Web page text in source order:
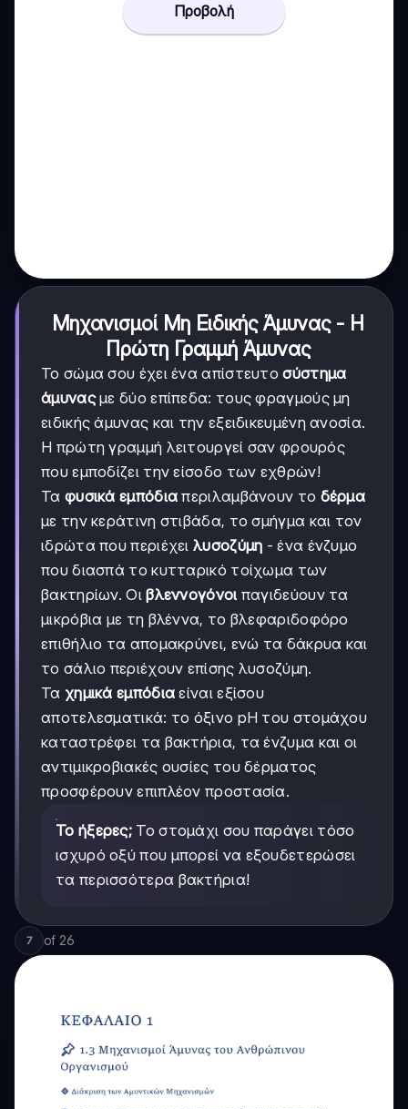
Προβολή
Μηχανισμοί Μη Ειδικής Άμυνας - Η
Πρώτη Γραμμή Άμυνας
Το σώμα σου έχει ένα απίστευτοσύστημα
άμυναςμε δύο επίπεδα: τους φραγμούς μη
ειδικής άμυνας και την εξειδικευμένη ανοσία.
Η πρώτη γραμμή λειτουργεί σαν φρουρός
που εμποδίζει την είσοδο των εχθρών!
Τα φυσικά εμπόδια περιλαμβάνουν το δέρμα
με την κεράτινη στιβάδα, το σμήγμα και τον
ιδρώτα που περιέχειλυσοζύμη - ένα ένζυμο
που διασπά το κυτταρικό τοίχωμα των
βακτηρίων. Οιβλεννογόνοι παγιδεύουν τα
μικρόβια με τη βλέννα, το βλεφαριδοφόρο
επιθήλιο τα απομακρύνει, ενώ τα δάκρυα και
το σάλιο περιέχουν επίσης λυσοζύμη.
Τα χημικά εμπόδια είναι εξίσου
αποτελεσματικά: το όξινο pH του στομάχου
καταστρέφει τα βακτήρια, τα ένζυμα και οι
αντιμικροβιακές ουσίες του δέρματος
προσφέρουν επιπλέον προστασία.
Το ήξερες; Το στομάχι σου παράγει τόσο
ισχυρό οξύ που μπορεί να εξουδετερώσει
τα περισσότερα βακτήρια!
7 of 26